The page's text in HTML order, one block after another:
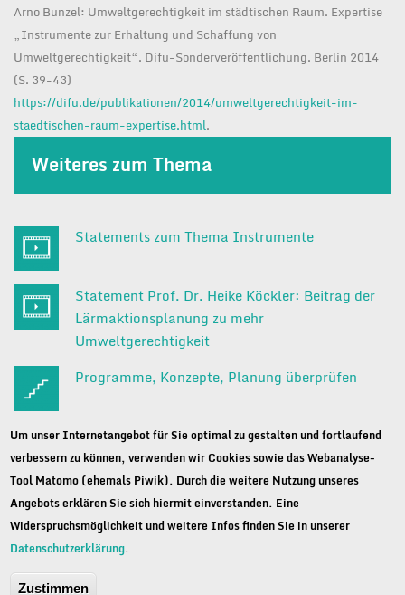
Arno Bunzel: Umweltgerechtigkeit im städtischen Raum. Expertise
„Instrumente zur Erhaltung und Schaffung von
Umweltgerechtigkeit“. Difu-Sonderveröffentlichung. Berlin 2014
(S. 39-43)
https://difu.de/publikationen/2014/umweltgerechtigkeit-im-
staedtischen-raum-expertise.html.
Weiteres zum Thema
Statements zum Thema Instrumente
Statement Prof. Dr. Heike Köckler: Beitrag der
Lärmaktionsplanung zu mehr
Umweltgerechtigkeit
Programme, Konzepte, Planung überprüfen
Checkliste: Relevanz von Instrumenten für
Umweltgerechtigkeit
DOCX|PDF
© 2025 Deutsches Institut für Urbanistik gGmbH |
Um unser Internetangebot für Sie optimal zu gestalten und fortlaufend
verbessern zu können, verwenden wir Cookies sowie das Webanalyse-
Tool Matomo (ehemals Piwik). Durch die weitere Nutzung unseres
Angebots erklären Sie sich hiermit einverstanden. Eine
Widerspruchsmöglichkeit und weitere Infos finden Sie in unserer
Datenschutzerklärung.
Zustimmen